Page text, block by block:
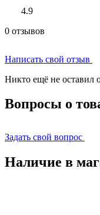
4.9
0 отзывов
Написать свой отзыв
Никто ещё не оставил
Вопросы о
Задать свой вопрос
Наличие в